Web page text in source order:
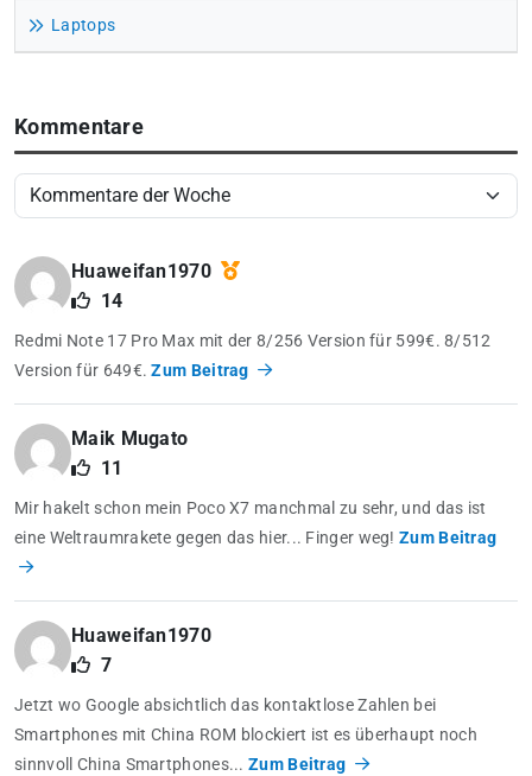
Laptops
Kommentare
Huaweifan1970
14
Redmi Note 17 Pro Max mit der 8/256 Version für 599€. 8/512
Version für 649€.Zum Beitrag
Maik Mugato
11
Mir hakelt schon mein Poco X7 manchmal zu sehr, und das ist
eine Weltraumrakete gegen das hier... Finger weg! Zum Beitrag
Huaweifan1970
7
Jetzt wo Google absichtlich das kontaktlose Zahlen bei
Smartphones mit China ROM blockiert ist es überhaupt noch
sinnvoll China Smartphones...Zum Beitrag